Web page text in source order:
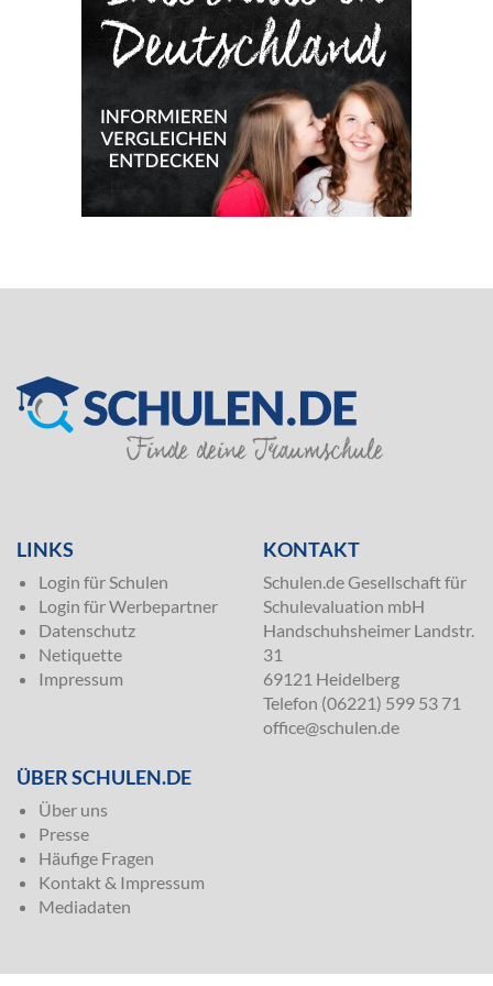
LINKS
Login für Schulen
Login für Werbepartner
Datenschutz
Netiquette
Impressum
KONTAKT
Schulen.de Gesellschaft für
Schulevaluation mbH
Handschuhsheimer Landstr.
31
69121 Heidelberg
Telefon (06221) 599 53 71
office@schulen.de
ÜBER SCHULEN.DE
Über uns
Presse
Häufige Fragen
Kontakt & Impressum
Mediadaten